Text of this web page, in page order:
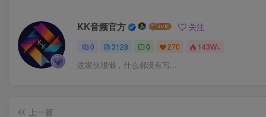
KK音频官方 关注
0 3128 0 270 143W+
这家伙很懒，什么都没有写...
上一篇